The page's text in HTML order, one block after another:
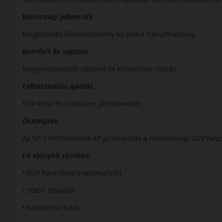
Biztonsági jellemzők
Megbízható fékteljesítmény és stabil irányíthatóság.
Komfort és zajszint
Kiegyensúlyozott zajszint és kényelmes utazás.
Felhasználási ajánlás
SUV-khoz és crossover járművekhez.
Összegzés
Az SP-7 Performance XP jó választás a mindennapi SUV
Fő előnyök röviden:
• SUV használatra optimalizált
• Stabil tapadás
• Komfortos futás